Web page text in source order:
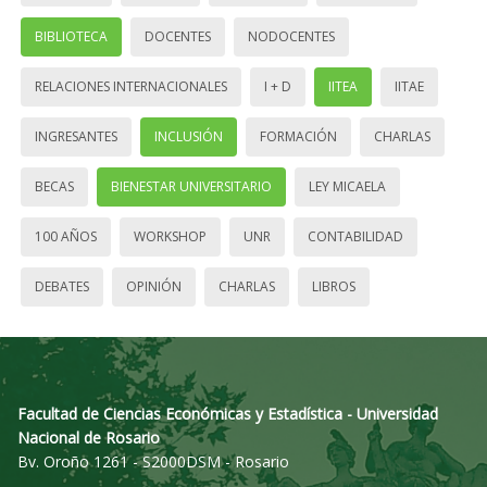
BIBLIOTECA DOCENTES NODOCENTES
RELACIONES INTERNACIONALES I + D IITEA IITAE
INGRESANTES INCLUSIÓN FORMACIÓN CHARLAS
BECAS BIENESTAR UNIVERSITARIO LEY MICAELA
100 AÑOS WORKSHOP UNR CONTABILIDAD
DEBATES OPINIÓN CHARLAS LIBROS
Facultad de Ciencias Económicas y Estadística - Universidad
Nacional de Rosario
Bv. Oroño 1261 - S2000DSM - Rosario